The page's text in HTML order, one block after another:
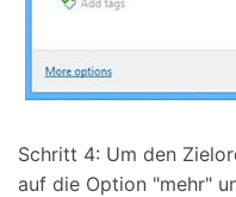
Schritt 4: Um den
auf die Option "mehr"